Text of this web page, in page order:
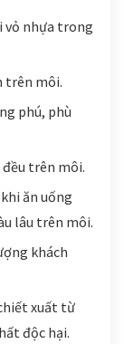
vỏ nhựa trong
trên môi.
phú, phù
trên môi.
ăn uống
lâu trên môi.
khách
xuất từ
độc hại.